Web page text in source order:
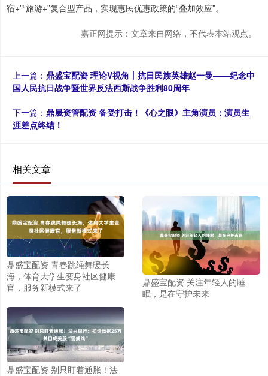
宿+”“旅游+”复合型产品，实现惠民优惠政策的“叠加效应”。
嘉正网提示：文章来自网络，不代表本站观点。
上一篇： 鼎盛宝配资 理论V视角丨抗日民族英雄赵一曼——纪念中
国人民抗日战争暨世界反法西斯战争胜利80周年
下一篇： 鼎晟资管配资 备受打击！《心之眼》主角演员：演员生
涯差点终结！
相关文章
鼎盛宝配资 青春跳绳舞暖长
海，体育大学生变身社区健康
官，服务新模式来了
鼎盛宝配资 关注年轻人的睡
眠，是在守护未来
鼎盛宝配资 别只盯着通胀！法